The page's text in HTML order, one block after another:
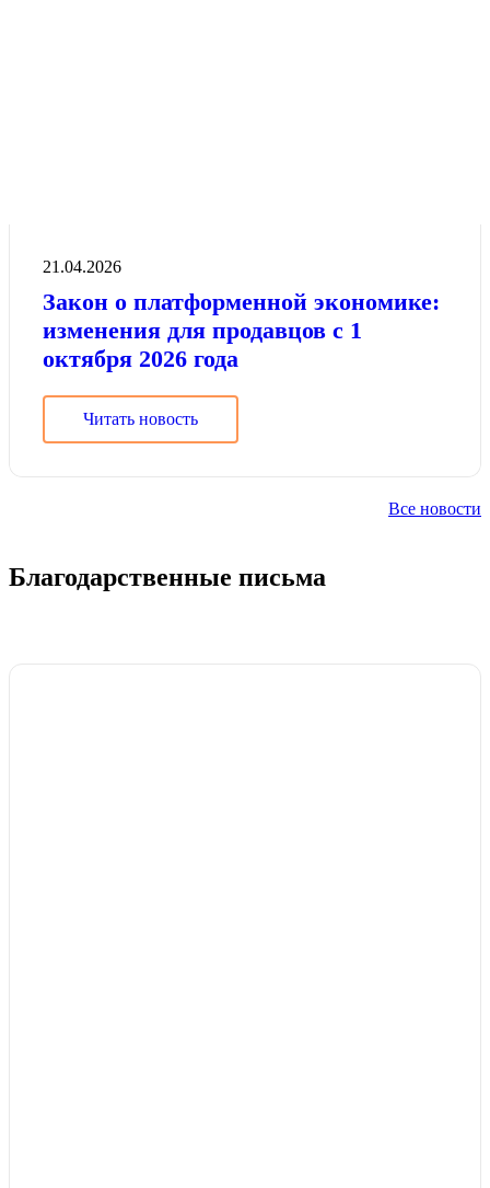
21.04.2026
Закон о платформенной экономике:
изменения для продавцов с 1
октября 2026 года
Читать новость
Все новости
Благодарственные письма